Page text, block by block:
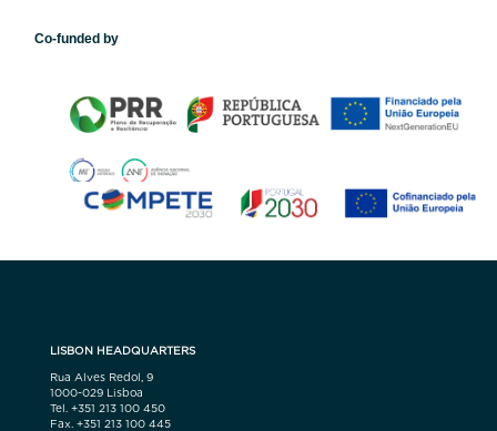
Co-funded by
LISBON HEADQUARTERS
Rua Alves Redol, 9
1000-029 Lisboa
Tel. +351 213 100 450
Fax. +351 213 100 445